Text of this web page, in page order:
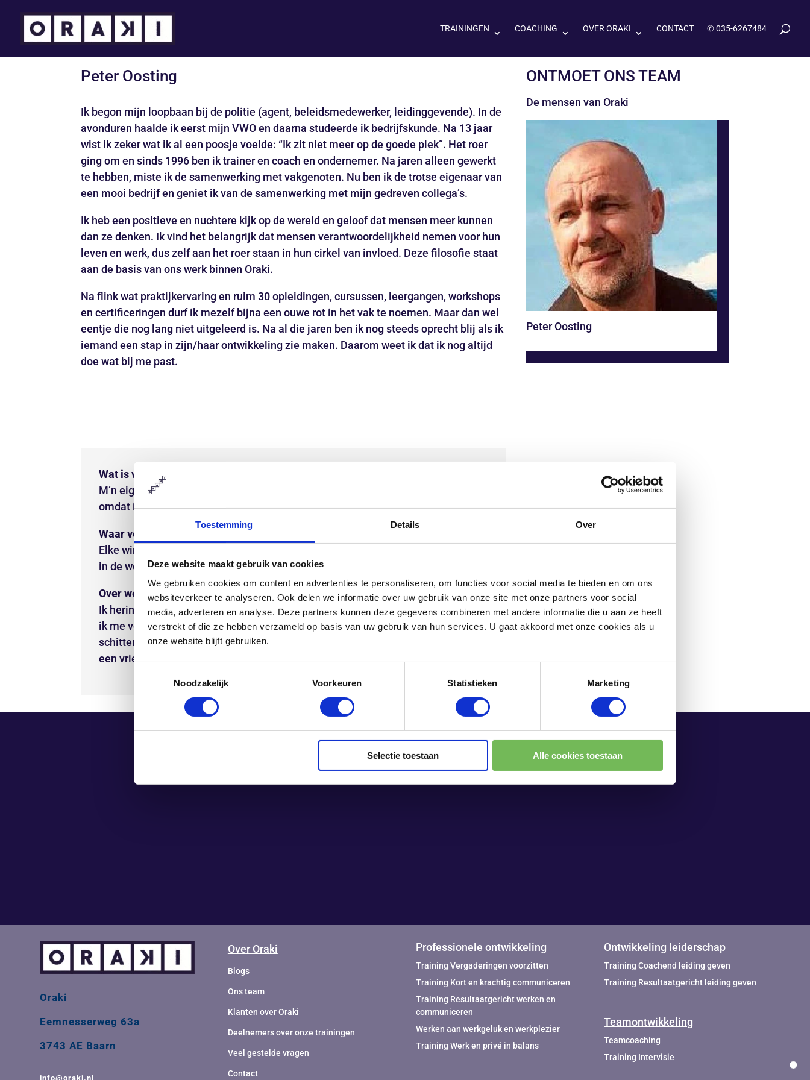
Toestemming Details Over
Deze website maakt gebruik van cookies
We gebruiken cookies om content en advertenties te personaliseren, om functies voor social media te bieden en om ons
websiteverkeer te analyseren. Ook delen we informatie over uw gebruik van onze site met onze partners voor social
media, adverteren en analyse. Deze partners kunnen deze gegevens combineren met andere informatie die u aan ze heeft
verstrekt of die ze hebben verzameld op basis van uw gebruik van hun services. U gaat akkoord met onze cookies als u
onze website blijft gebruiken.
Noodzakelijk
Voorkeuren Statistieken Marketing
Selectie toestaan Alle cookies toestaan
TRAININGEN COACHING OVER ORAKI CONTACT ✆ 035-6267484
Peter Oosting
Ik begon mijn loopbaan bij de politie (agent, beleidsmedewerker, leidinggevende). In de
avonduren haalde ik eerst mijn VWO en daarna studeerde ik bedrijfskunde. Na 13 jaar
wist ik zeker wat ik al een poosje voelde: “Ik zit niet meer op de goede plek”. Het roer
ging om en sinds 1996 ben ik trainer en coach en ondernemer. Na jaren alleen gewerkt
te hebben, miste ik de samenwerking met vakgenoten. Nu ben ik de trotse eigenaar van
een mooi bedrijf en geniet ik van de samenwerking met mijn gedreven collega’s.
Ik heb een positieve en nuchtere kijk op de wereld en geloof dat mensen meer kunnen
dan ze denken. Ik vind het belangrijk dat mensen verantwoordelijkheid nemen voor hun
leven en werk, dus zelf aan het roer staan in hun cirkel van invloed. Deze filosofie staat
aan de basis van ons werk binnen Oraki.
Na flink wat praktijkervaring en ruim 30 opleidingen, cursussen, leergangen, workshops
en certificeringen durf ik mezelf bijna een ouwe rot in het vak te noemen. Maar dan wel
eentje die nog lang niet uitgeleerd is. Na al die jaren ben ik nog steeds oprecht blij als ik
iemand een stap in zijn/haar ontwikkeling zie maken. Daarom weet ik dat ik nog altijd
doe wat bij me past.
Wat is vrijheid voor jou?
M’n eigen keuzes mogen maken. Soms niet betalen voor parkeren, gewoon
omdat ik even geen zin heb om me aan de regels te houden.
Waar verlang jij naar?
Elke winter naar het voorjaar. Na elke werkdag naar thuis. Naar meer optimisme
in de wereld.
Over welke dagelijkse dingen kun jij je nog steeds verwonderen?
Ik herinner mezelf er regelmatig aan om niets vanzelfsprekend te vinden. Zo blijf
ik me verwonderen en dankbaar. Voor mijn gezondheid bijvoorbeeld. En voor het
schitterende kleurenspel van wolken en de zon die opkomt of ondergaat. Of voor
een vriendelijk gebaar in het verkeer. Mooi is dat.
ONTMOET ONS TEAM
De mensen van Oraki
Peter Oosting
kinderen en/of
goed boek of op de
PRAKTISCH, PERSOONLIJK &
Oraki
Eemnesserweg 63a
3743 AE Baarn
info@oraki.nl
Over Oraki
Blogs
Ons team
Klanten over Oraki
Deelnemers over onze trainingen
Veel gestelde vragen
Contact
Professionele ontwikkeling
Training Vergaderingen voorzitten
Training Kort en krachtig communiceren
Training Resultaatgericht werken en
communiceren
Werken aan werkgeluk en werkplezier
Training Werk en privé in balans
Ontwikkeling leiderschap
Training Coachend leiding geven
Training Resultaatgericht leiding geven
Teamontwikkeling
Teamcoaching
Training Intervisie